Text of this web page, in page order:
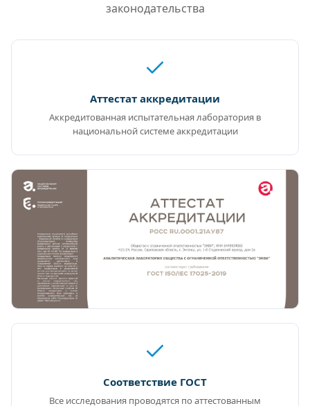
законодательства
Аттестат аккредитации
Аккредитованная испытательная лаборатория в
национальной системе аккредитации
Соответствие ГОСТ
Все исследования проводятся по аттестованным